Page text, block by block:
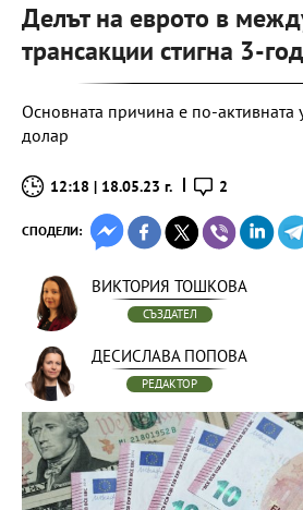
Делът на еврото в
трансакции стигна 3-
Основната причина е по-активната
долар
12:18 | 18.05.23 г. 2
СПОДЕЛИ:
ВИКТОРИЯ ТОШКОВА
СЪЗДАТЕЛ
ДЕСИСЛАВА ПОПОВА
РЕДАКТОР